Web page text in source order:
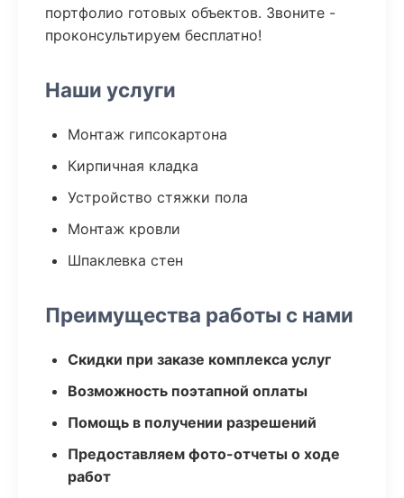
портфолио готовых объектов. Звоните -
проконсультируем бесплатно!
Наши услуги
Монтаж гипсокартона
Кирпичная кладка
Устройство стяжки пола
Монтаж кровли
Шпаклевка стен
Преимущества работы с нами
Скидки при заказе комплекса услуг
Возможность поэтапной оплаты
Помощь в получении разрешений
Предоставляем фото-отчеты о ходе
работ